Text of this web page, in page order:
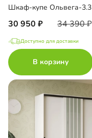
Шкаф-купе Ольвега-3.3
30 950 34 390
Доступно для доставки
В корзину